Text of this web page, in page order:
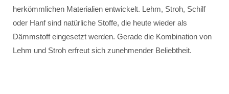
herkömmlichen Materialien entwickelt. Lehm, Stroh, Schilf
oder Hanf sind natürliche Stoffe, die heute wieder als
Dämmstoff eingesetzt werden. Gerade die Kombination von
Lehm und Stroh erfreut sich zunehmender Beliebtheit.